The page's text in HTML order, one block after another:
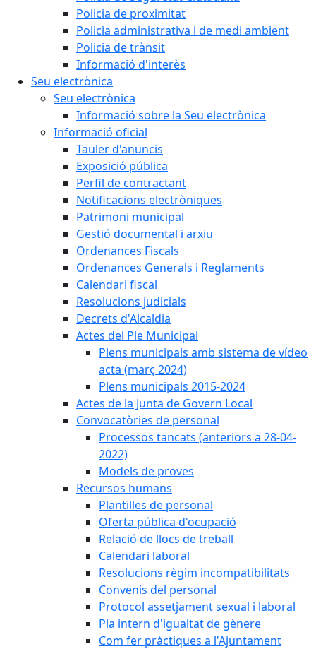
Policia de proximitat
Policia administrativa i de medi ambient
Policia de trànsit
Informació d'interès
Seu electrònica
Seu electrònica
Informació sobre la Seu electrònica
Informació oficial
Tauler d'anuncis
Exposició pública
Perfil de contractant
Notificacions electròniques
Patrimoni municipal
Gestió documental i arxiu
Ordenances Fiscals
Ordenances Generals i Reglaments
Calendari fiscal
Resolucions judicials
Decrets d'Alcaldia
Actes del Ple Municipal
Plens municipals amb sistema de vídeo
acta (març 2024)
Plens municipals 2015-2024
Actes de la Junta de Govern Local
Convocatòries de personal
Processos tancats (anteriors a 28-04-
2022)
Models de proves
Recursos humans
Plantilles de personal
Oferta pública d'ocupació
Relació de llocs de treball
Calendari laboral
Resolucions règim incompatibilitats
Convenis del personal
Protocol assetjament sexual i laboral
Pla intern d'igualtat de gènere
Com fer pràctiques a l'Ajuntament